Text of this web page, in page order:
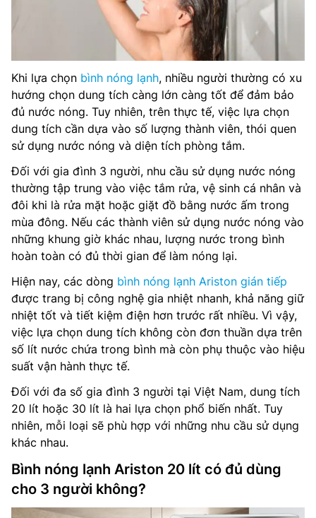
Khi lựa chọn bình nóng lạnh, nhiều người thường có xu
hướng chọn dung tích càng lớn càng tốt để đảm bảo
đủ nước nóng. Tuy nhiên, trên thực tế, việc lựa chọn
dung tích cần dựa vào số lượng thành viên, thói quen
sử dụng nước nóng và diện tích phòng tắm.
Đối với gia đình 3 người, nhu cầu sử dụng nước nóng
thường tập trung vào việc tắm rửa, vệ sinh cá nhân và
đôi khi là rửa mặt hoặc giặt đồ bằng nước ấm trong
mùa đông. Nếu các thành viên sử dụng nước nóng vào
những khung giờ khác nhau, lượng nước trong bình
hoàn toàn có đủ thời gian để làm nóng lại.
Hiện nay, các dòng bình nóng lạnh Ariston gián tiếp
được trang bị công nghệ gia nhiệt nhanh, khả năng giữ
nhiệt tốt và tiết kiệm điện hơn trước rất nhiều. Vì vậy,
việc lựa chọn dung tích không còn đơn thuần dựa trên
số lít nước chứa trong bình mà còn phụ thuộc vào hiệu
suất vận hành thực tế.
Đối với đa số gia đình 3 người tại Việt Nam, dung tích
20 lít hoặc 30 lít là hai lựa chọn phổ biến nhất. Tuy
nhiên, mỗi loại sẽ phù hợp với những nhu cầu sử dụng
khác nhau.
Bình nóng lạnh Ariston 20 lít có đủ dùng
cho 3 người không?